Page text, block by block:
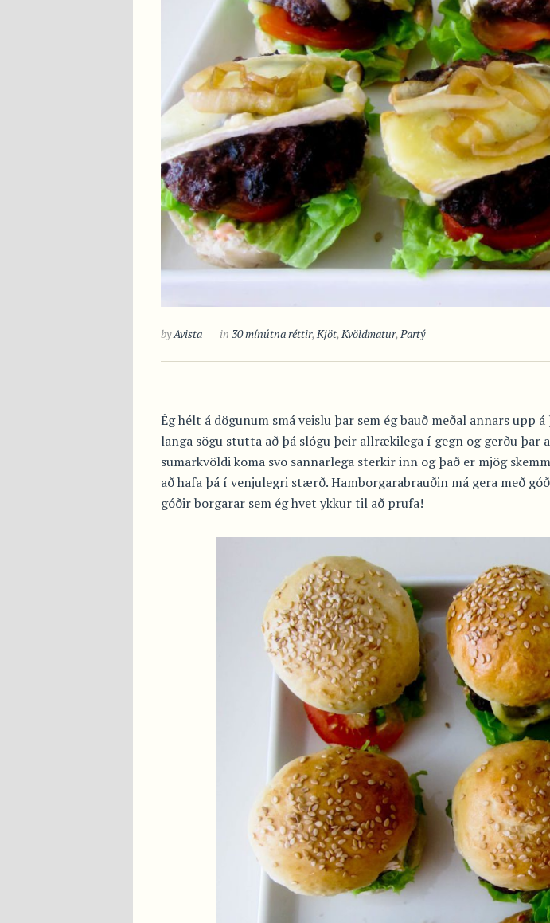
byAvista in 30 mínútna réttir,Kjöt,Kvöldmatur,Partý
Ég hélt á dögunum smá veislu þar sem ég bauð meðal annars
langa sögu stutta að þá slógu þeir allrækilega í gegn og gerðu
sumarkvöldi koma svo sannarlega sterkir inn og það er mjög
að hafa þá í venjulegri stærð. Hamborgarabrauðin má gera með
góðir borgarar sem ég hvet ykkur til að prufa!